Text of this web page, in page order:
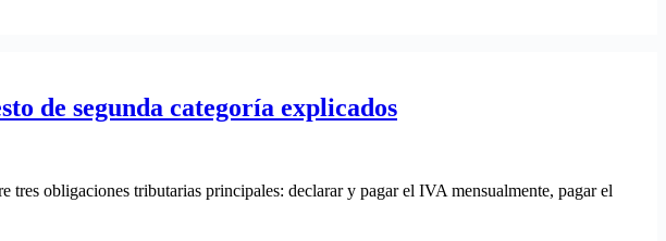
de segunda categoría explicados
obligaciones tributarias principales: declarar y pagar el IVA mensualmente, pagar el